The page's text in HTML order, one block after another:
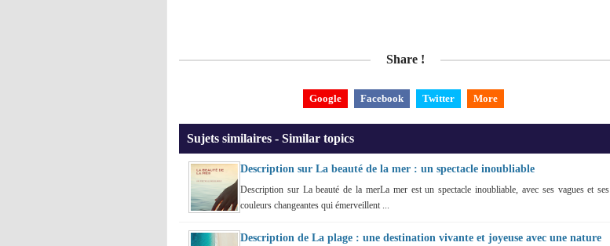
Share !
Google Facebook Twitter More
Sujets similaires - Similar topics
Description sur La beauté de la mer : un spectacle inoubliable
Description sur La beauté de la merLa mer est un spectacle inoubliable, avec ses vagues et ses
couleurs changeantes qui émerveillent ...
Description de La plage : une destination vivante et joyeuse avec une nature